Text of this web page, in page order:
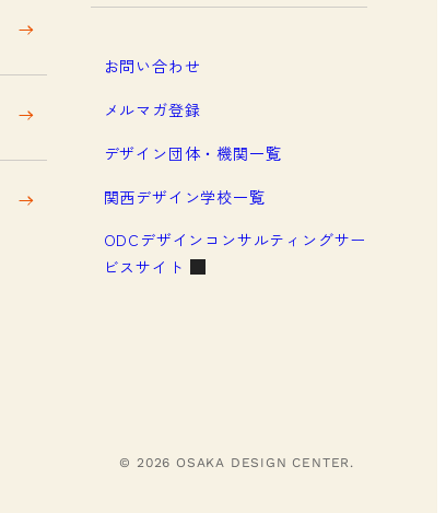
お問い合わせ
メルマガ登録
デザイン団体・機関一覧
関西デザイン学校一覧
ODCデザインコンサルティングサー
ビスサイト
© 2026 OSAKA DESIGN CENTER.